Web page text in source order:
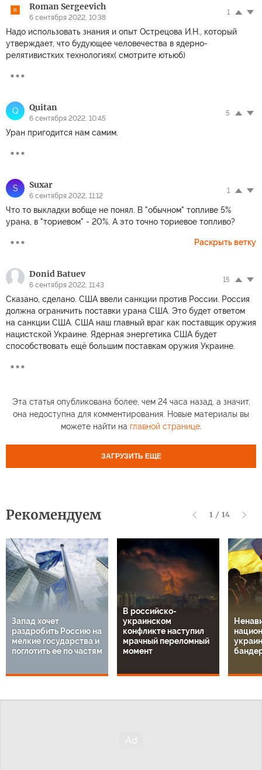
Roman Sergeevich
6 сентября 2022, 10:38
1
Надо использовать знания и опыт Острецова И.Н., который
утверждает, что будующее человечества в ядерно-
релятивистких технологиях( смотрите ютьюб)
Q Quitan
6 сентября 2022, 10:45
5
Уран пригодится нам самим.
S Suxar
6 сентября 2022, 11:12
1
Что то выкладки вобще не понял. В "обычном" топливе 5%
урана, в "ториевом" - 20%. А это точно ториевое топливо?
Раскрыть ветку
Donid Batuev
6 сентября 2022, 11:43
15
Сказано, сделано. США ввели санкции против России. Россия
должна ограничить поставки урана США. Это будет ответом
на санкции США. США наш главный враг как поставщик оружия
нацистской Украине. Ядерная энергетика США будет
способствовать ещё большим поставкам оружия Украине.
Эта статья опубликована более, чем 24 часа назад, а значит,
она недоступна для комментирования. Новые материалы вы
можете найти на главной странице.
ЗАГРУЗИТЬ ЕЩЕ
Рекомендуем 1 / 14
Запад хочет
раздробить Россию на
мелкие государства и
поглотить ее по частям
В российско-
украинском
конфликте наступил
мрачный переломный
момент